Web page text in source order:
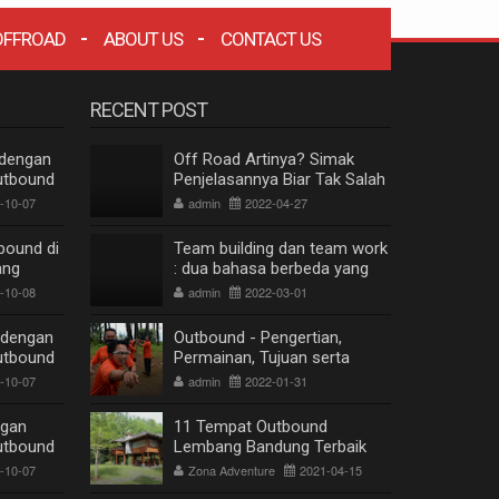
ABOUT US CONTACT US
10-07
di
10-08
10-07
10-07
RECENT POST
Off Road Artinya? Simak
Penjelasannya Biar Tak Salah
Paham
admin 2022-04-27
Team building dan team work
: dua bahasa berbeda yang
berkesinambungan
admin 2022-03-01
Outbound - Pengertian,
Permainan, Tujuan serta
Manfaat
admin 2022-01-31
11 Tempat Outbound
Lembang Bandung Terbaik
Terpopuler
Zona Adventure 2021-04-15